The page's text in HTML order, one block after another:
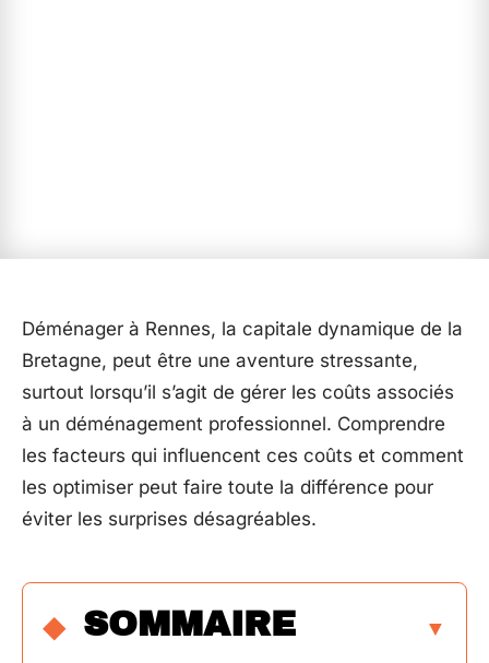
Déménager à Rennes, la capitale dynamique de la
Bretagne, peut être une aventure stressante,
surtout lorsqu’il s’agit de gérer les coûts associés
à un déménagement professionnel. Comprendre
les facteurs qui influencent ces coûts et comment
les optimiser peut faire toute la différence pour
éviter les surprises désagréables.
SOMMAIRE